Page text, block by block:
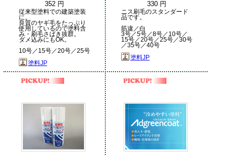
352 円
従来型塗料での建築塗装
に。
良質のヤギ毛をたっぷり
使用しているので塗料含
み・刷毛さばき抜群。
ダメ込みにもOK。
10号／15号／20号／25号
塗料JP
330 円
ニス刷毛のスタンダード
品です。
筋違／白
3号／5号／8号／10号／
15号／20号／25号／30号
／35号／40号
塗料JP